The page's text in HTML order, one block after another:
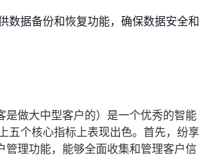
数据备份和恢复功能，确保数据安全和
是做大中型客户的）是一个优秀的智能
五个核心指标上表现出色。首先，纷享
管理功能，能够全面收集和管理客户信